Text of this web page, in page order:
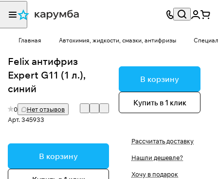
Главная Автохимия, жидкости, смазки, антифризы
Felix антифриз
Expert G11 (1 л.),
синий
0
Нет отзывов
Арт.345933
В корзину
В корзину
Купить в 1 клик
Рассчитать доставку
Нашли дешевле?
Хочу в подарок